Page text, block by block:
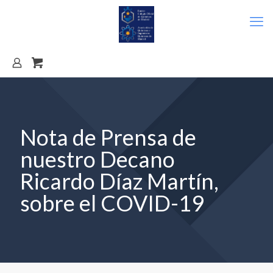
Nota de Prensa de
nuestro Decano
Ricardo Díaz Martín,
sobre el COVID-19